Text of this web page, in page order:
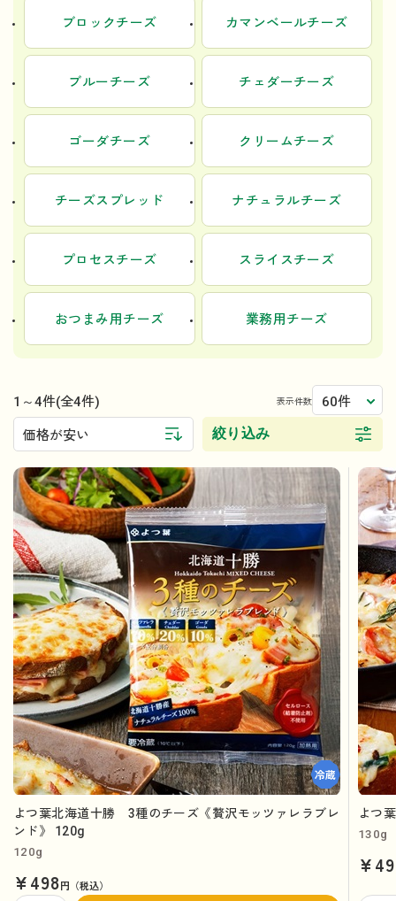
ブロックチーズ カマンベールチーズ
ブルーチーズ チェダーチーズ
ゴーダチーズ クリームチーズ
チーズスプレッド ナチュラルチーズ
プロセスチーズ スライスチーズ
おつまみ用チーズ 業務用チーズ
1～4件(全4件) 表示件数 60件
価格が安い 絞り込み
よつ葉北海道十勝 3種のチーズ《贅沢モッツァレラブレ
ンド》 120g
120g
¥498円（税込）
よつ
130g